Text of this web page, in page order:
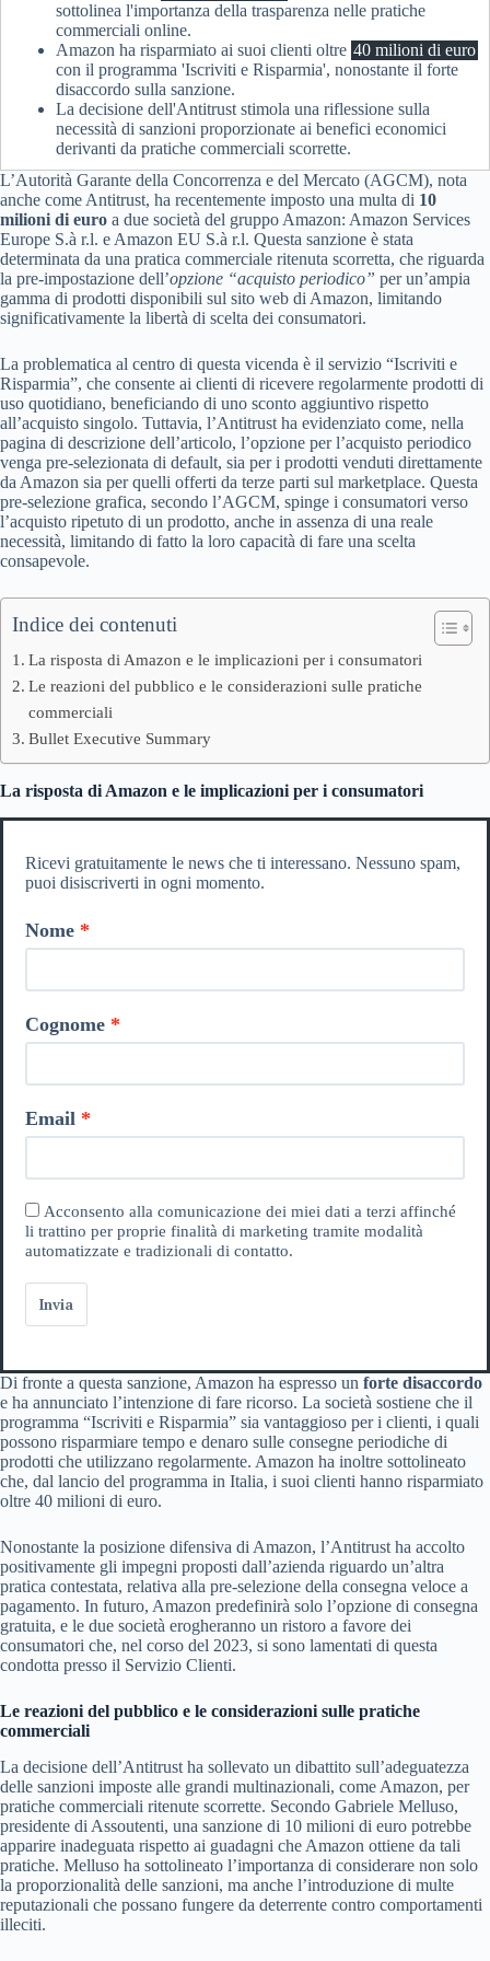
sottolinea l'importanza della trasparenza nelle pratiche
commerciali online.
Amazon ha risparmiato ai suoi clienti oltre 40 milioni di euro
con il programma 'Iscriviti e Risparmia', nonostante il forte
disaccordo sulla sanzione.
La decisione dell'Antitrust stimola una riflessione sulla
necessità di sanzioni proporzionate ai benefici economici
derivanti da pratiche commerciali scorrette.
L’Autorità Garante della Concorrenza e del Mercato (AGCM), nota
anche come Antitrust, ha recentemente imposto una multa di 10
milioni di euro a due società del gruppo Amazon: Amazon Services
Europe S.à r.l. e Amazon EU S.à r.l. Questa sanzione è stata
determinata da una pratica commerciale ritenuta scorretta, che riguarda
la pre-impostazione dell’opzione “acquisto periodico” per un’ampia
gamma di prodotti disponibili sul sito web di Amazon, limitando
significativamente la libertà di scelta dei consumatori.
La problematica al centro di questa vicenda è il servizio “Iscriviti e
Risparmia”, che consente ai clienti di ricevere regolarmente prodotti di
uso quotidiano, beneficiando di uno sconto aggiuntivo rispetto
all’acquisto singolo. Tuttavia, l’Antitrust ha evidenziato come, nella
pagina di descrizione dell’articolo, l’opzione per l’acquisto periodico
venga pre-selezionata di default, sia per i prodotti venduti direttamente
da Amazon sia per quelli offerti da terze parti sul marketplace. Questa
pre-selezione grafica, secondo l’AGCM, spinge i consumatori verso
l’acquisto ripetuto di un prodotto, anche in assenza di una reale
necessità, limitando di fatto la loro capacità di fare una scelta
consapevole.
Indice dei contenuti
La risposta di Amazon e le implicazioni per i consumatori
Le reazioni del pubblico e le considerazioni sulle pratiche
commerciali
Bullet Executive Summary
La risposta di Amazon e le implicazioni per i consumatori
Ricevi gratuitamente le news che ti interessano. Nessuno spam,
puoi disiscriverti in ogni momento.
Nome
Cognome
Email
Acconsento alla comunicazione dei miei dati a terzi affinché
li trattino per proprie finalità di marketing tramite modalità
automatizzate e tradizionali di contatto.
Invia
Di fronte a questa sanzione, Amazon ha espresso un forte disaccordo
e ha annunciato l’intenzione di fare ricorso. La società sostiene che il
programma “Iscriviti e Risparmia” sia vantaggioso per i clienti, i quali
possono risparmiare tempo e denaro sulle consegne periodiche di
prodotti che utilizzano regolarmente. Amazon ha inoltre sottolineato
che, dal lancio del programma in Italia, i suoi clienti hanno risparmiato
oltre 40 milioni di euro.
Nonostante la posizione difensiva di Amazon, l’Antitrust ha accolto
positivamente gli impegni proposti dall’azienda riguardo un’altra
pratica contestata, relativa alla pre-selezione della consegna veloce a
pagamento. In futuro, Amazon predefinirà solo l’opzione di consegna
gratuita, e le due società erogheranno un ristoro a favore dei
consumatori che, nel corso del 2023, si sono lamentati di questa
condotta presso il Servizio Clienti.
Le reazioni del pubblico e le considerazioni sulle pratiche
commerciali
La decisione dell’Antitrust ha sollevato un dibattito sull’adeguatezza
delle sanzioni imposte alle grandi multinazionali, come Amazon, per
pratiche commerciali ritenute scorrette. Secondo Gabriele Melluso,
presidente di Assoutenti, una sanzione di 10 milioni di euro potrebbe
apparire inadeguata rispetto ai guadagni che Amazon ottiene da tali
pratiche. Melluso ha sottolineato l’importanza di considerare non solo
la proporzionalità delle sanzioni, ma anche l’introduzione di multe
reputazionali che possano fungere da deterrente contro comportamenti
illeciti.